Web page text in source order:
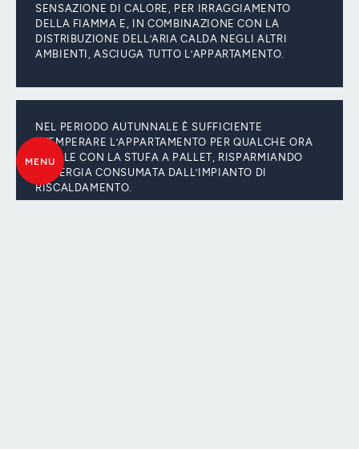
SENSAZIONE DI CALORE, PER IRRAGGIAMENTO
DELLA FIAMMA E, IN COMBINAZIONE CON LA
DISTRIBUZIONE DELL’ARIA CALDA NEGLI ALTRI
AMBIENTI, ASCIUGA TUTTO L’APPARTAMENTO.
NEL PERIODO AUTUNNALE È SUFFICIENTE
STEMPERARE L’APPARTAMENTO PER QUALCHE ORA
SERALE CON LA STUFA A PALLET, RISPARMIANDO
L’ENERGIA CONSUMATA DALL’IMPIANTO DI
RISCALDAMENTO.
MENU